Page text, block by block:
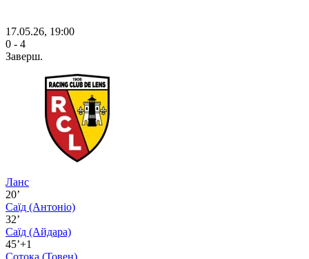
17.05.26, 19:00
0 - 4
Заверш.
Ланс
20’
Саїд (Антоніо)
32’
Саїд (Айдара)
45’+1
Сотока (Товен)